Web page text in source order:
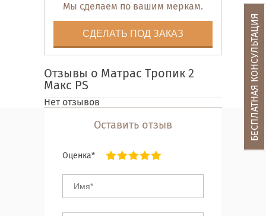
Мы сделаем по вашим меркам.
СДЕЛАТЬ ПОД ЗАКАЗ
Отзывы о Матрас Тропик 2
Макс PS
Нет отзывов
Оставить отзыв
Оценка*
БЕСПЛАТНАЯ КОНСУЛЬТАЦИЯ